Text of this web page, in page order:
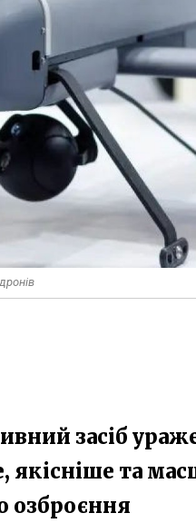
засіб
та
озброєння